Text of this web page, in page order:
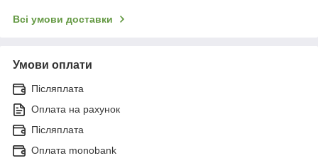
Всі умови доставки
Умови оплати
Післяплата
Оплата на рахунок
Післяплата
Оплата monobank